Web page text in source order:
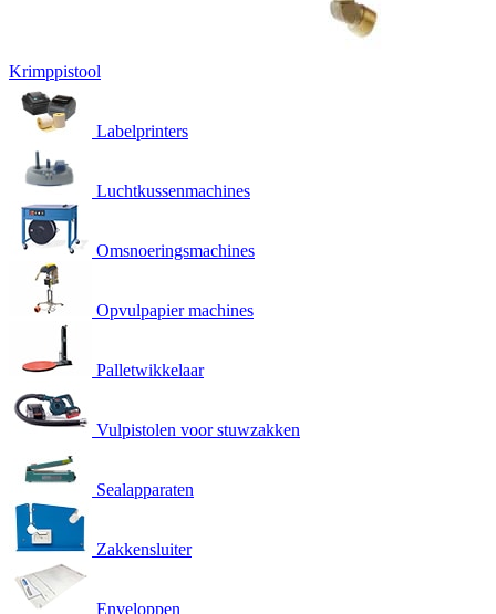
Krimppistool
Labelprinters
Luchtkussenmachines
Omsnoeringsmachines
Opvulpapier machines
Palletwikkelaar
Vulpistolen voor stuwzakken
Sealapparaten
Zakkensluiter
Enveloppen